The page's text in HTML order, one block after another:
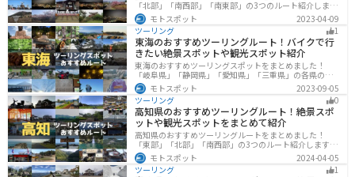
「北部」「南西部」「南東部」の3つのルート紹介しま
す。国際色豊かな街並みや世界遺産、絶景ポイントが数
多く存在し、様々な楽しみ方ができます。バイクで長崎
県にツーリングに行く際は参考にしてください。
モトスポット
2023-04-09
ツーリング
1
東海のおすすめツーリングルート！バイクで行
きたい絶景スポットや観光スポット紹介
東海のおすすめツーリングスポットをまとめました！
「岐阜県」「静岡県」「愛知県」「三重県」の各県の観
光地紹介します。自然豊かな山々や湖、温泉地が点在
し、四季折々の景色を楽しめるスポットが多数ありま
す。バイクで東海にツーリングに行く際は参考にしてく
ださい。
モトスポット
2023-09-05
ツーリング
0
高知県のおすすめツーリングルート！絶景スポ
ットや観光スポットをまとめて紹介
高知県のおすすめツーリングルートをまとめました！
「東部」「北部」「南西部」の3つのルート紹介します。
山と海どちらも楽しめるスポットが多数あり、様々な楽
しみ方ができます。バイクで高知県にツーリングに行く
際は参考にしてください。
モトスポット
2024-04-05
ツーリング
1